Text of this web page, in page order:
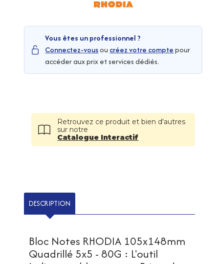
Vous êtes un professionnel ?
Connectez-vousou créez votre comptepour
accéder aux prix et services dédiés.
Retrouvez ce produit et bien d'autres
sur notre
Catalogue Interactif
DESCRIPTION
Bloc Notes RHODIA 105x148mm
Quadrillé 5x5 - 80G : L'outil